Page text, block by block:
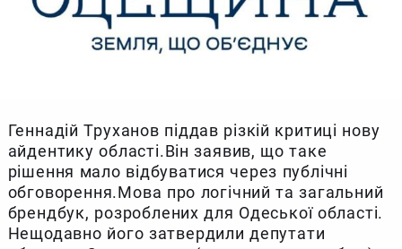
Геннадій Труханов піддав різкій критиці нову
айдентику області.Він заявив, що таке
рішення мало відбуватися через публічні
обговорення.Мова про логічний та загальний
брендбук, розроблених для Одеської області.
Нещодавно його затвердили депутати